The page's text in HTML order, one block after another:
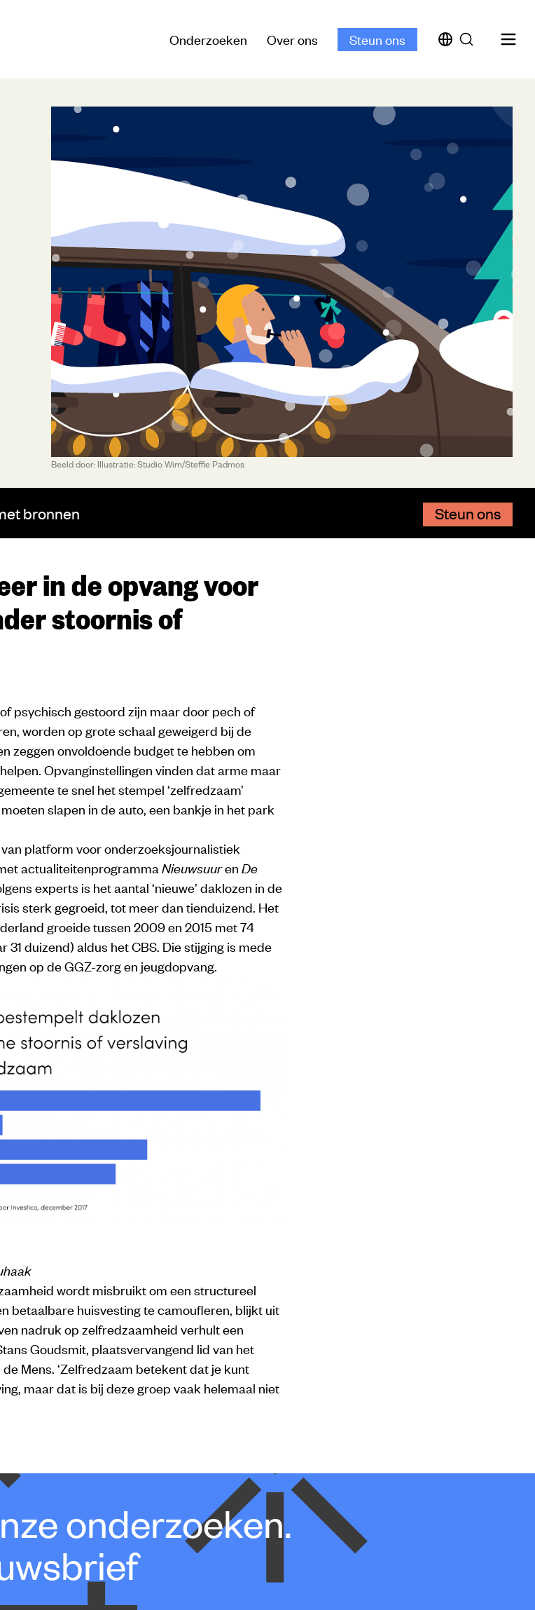
Onderzoeken Over ons Steun ons
Beeld door: Illustratie: Studio Wim/Steffie Padmos
bronnen Steun ons
in de opvang voor
stoornis of
psychisch gestoord zijn maar door pech of
worden op grote schaal geweigerd bij de
zeggen onvoldoende budget te hebben om
Opvanginstellingen vinden dat arme maar
te snel het stempel ‘zelfredzaam’
slapen in de auto, een bankje in het park
platform voor onderzoeksjournalistiek
actualiteitenprogrammaNieuwsuuren De
experts is het aantal ‘nieuwe’ daklozen in de
sterk gegroeid, tot meer dan tienduizend. Het
groeide tussen 2009 en 2015 met 74
31 duizend) aldus het CBS. Die stijging is mede
op de GGZ-zorg en jeugdopvang.
wordt misbruikt om een structureel
betaalbare huisvesting te camoufleren, blijkt uit
nadruk op zelfredzaamheid verhult een
Goudsmit, plaatsvervangend lid van het
Mens. ‘Zelfredzaam betekent dat je kunt
maar dat is bij deze groep vaak helemaal niet
onderzoeken.